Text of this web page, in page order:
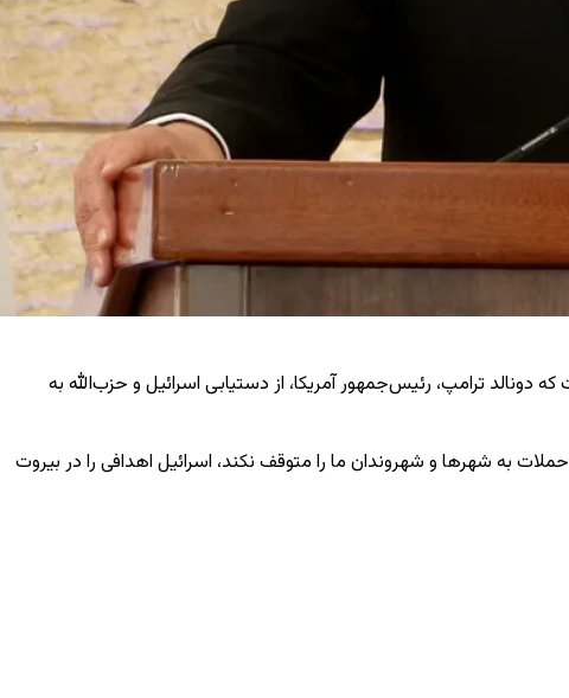
دونالد ترامپ، رئیس‌جمهور آمریکا، از دستیابی اسرائیل و حزب‌الله به
به شهرها و شهروندان ما را متوقف نکند، اسرائیل اهدافی را در بیروت